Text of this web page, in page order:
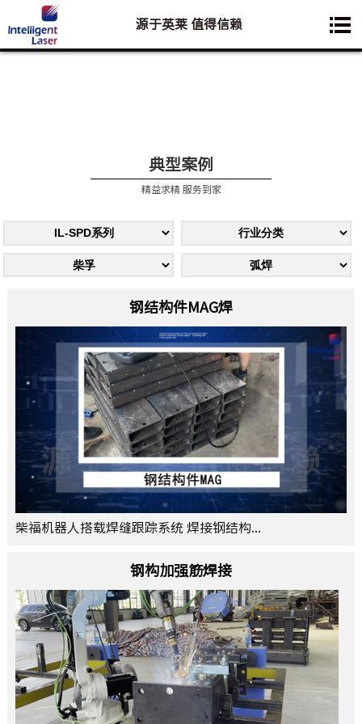
您想要了解的业务是:
源于英莱 值得信赖
典型案例
精益求精 服务到家
钢结构件MAG焊
柴福机器人搭载焊缝跟踪系统 焊接钢结构...
钢构加强筋焊接